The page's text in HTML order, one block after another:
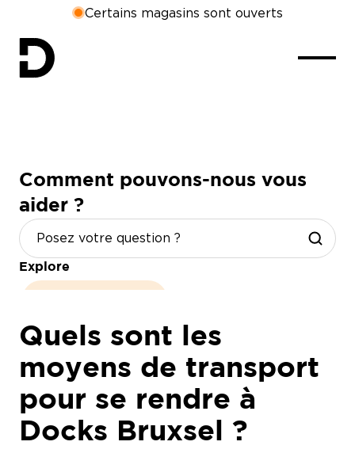
Certains magasins sont ouverts
Comment pouvons-nous vous
aider ?
Explore
Quels sont les
moyens de transport
pour se rendre à
Docks Bruxsel ?